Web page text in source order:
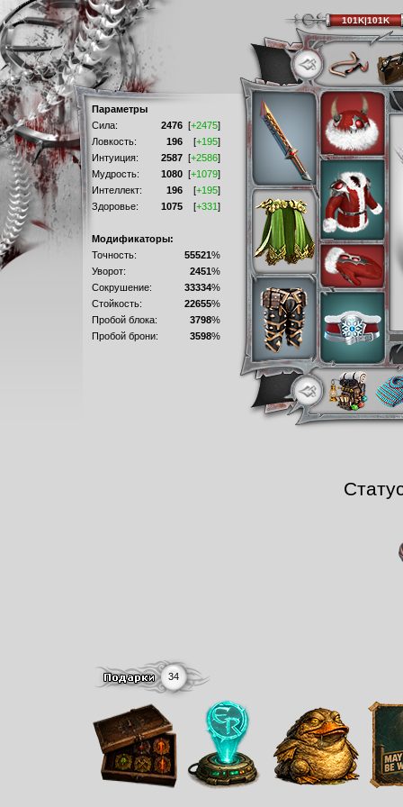
Параметры
Сила:
2476 [+2475]
Ловкость:
196 [+195]
Интуиция:
2587 [+2586]
Мудрость:
1080 [+1079]
Интеллект:
196 [+195]
Здоровье:
1075 [+331]
Модификаторы:
Точность:
55521%
Уворот:
2451%
Сокрушение:
33334%
Стойкость:
22655%
Пробой блока:
3798%
Пробой брони:
3598%
34
101K|101K